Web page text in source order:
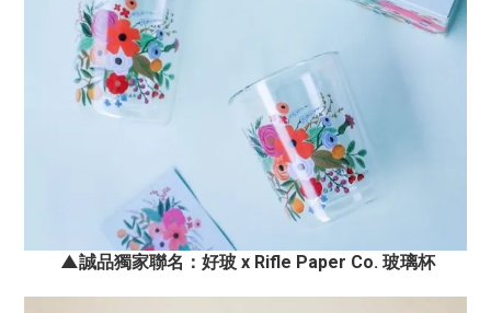
▲誠品獨家聯名：好玻 x Rifle Paper Co. 玻璃杯